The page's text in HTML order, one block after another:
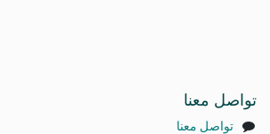
تواصل معنا
تواصل معنا